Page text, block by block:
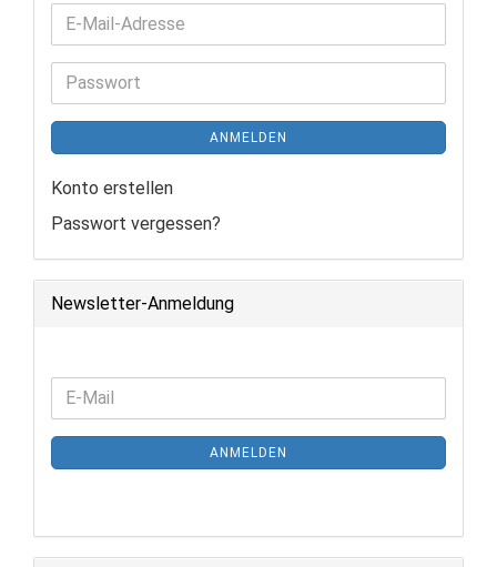
E-
Mail-
Adresse
Passwort
ANMELDEN
Konto erstellen
Passwort vergessen?
Newsletter-Anmeldung
WEITER
NEWSLETTER-
ANMELDUNG
E-
Mail
ANMELDEN